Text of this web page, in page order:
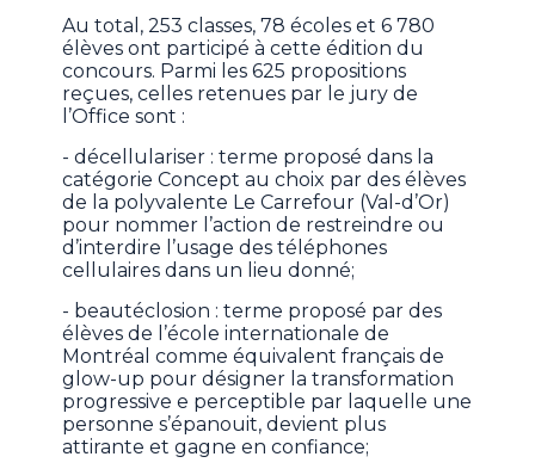
Au total, 253 classes, 78 écoles et 6 780
élèves ont participé à cette édition du
concours. Parmi les 625 propositions
reçues, celles retenues par le jury de
l’Office sont :
- décellulariser : terme proposé dans la
catégorie Concept au choix par des élèves
de la polyvalente Le Carrefour (Val-d’Or)
pour nommer l’action de restreindre ou
d’interdire l’usage des téléphones
cellulaires dans un lieu donné;
- beautéclosion : terme proposé par des
élèves de l’école internationale de
Montréal comme équivalent français de
glow-up pour désigner la transformation
progressive e perceptible par laquelle une
personne s’épanouit, devient plus
attirante et gagne en confiance;